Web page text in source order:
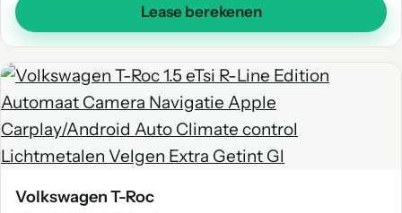
Lease berekenen
Volkswagen T-Roc